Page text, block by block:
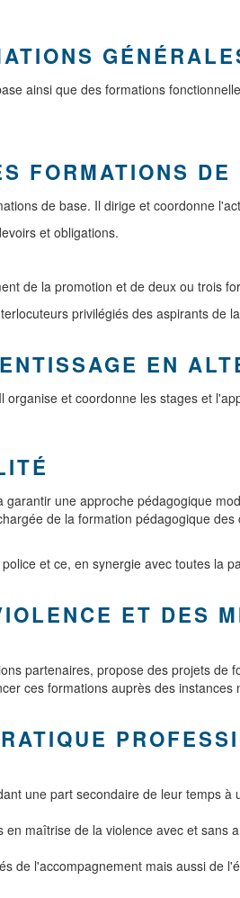
ainsi que des formations
FORMATIONS DE
de base. Il dirige et coordonne
et obligations.
de la promotion et de deux ou trois
privilégiés des aspirants de
EN
et coordonne les stages et
une approche pédagogique
de la formation pédagogique
et ce, en synergie avec toutes la
ET DES
partenaires, propose des projets de
ces formations auprès des
une part secondaire de leur temps à
maîtrise de la violence avec et sans
de l'accompagnement mais aussi de